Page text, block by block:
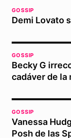
GOSSIP
Demi Lovato
GOSSIP
Becky G
cadáver de la
GOSSIP
Vanessa
Posh de las